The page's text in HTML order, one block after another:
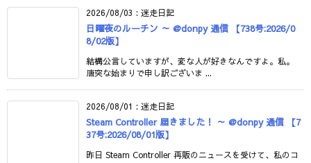
2026/08/03 : 迷走日記
日曜夜のルーチン ～ @donpy 通信 【738号:2026/0
8/02版】
結構公言していますが、変な人が好きなんですよ。私。
唐突な始まりで申し訳ございま ...
2026/08/01 : 迷走日記
Steam Controller 届きました！ ～ @donpy 通信 【7
37号:2026/08/01版】
昨日 Steam Controller 再販のニュースを受けて、私のコ